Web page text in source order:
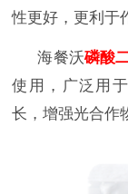
性更好，更利于
海餐沃磷酸
使用，广泛用
长，增强光合作